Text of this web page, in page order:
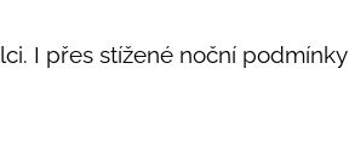
I přes stížené noční podmínky